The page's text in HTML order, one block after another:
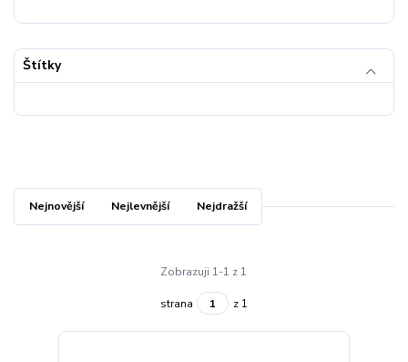
Štítky
Nejnovější Nejlevnější Nejdražší
Zobrazuji 1-1 z 1
strana z 1